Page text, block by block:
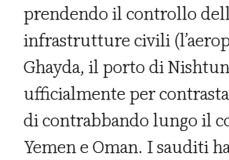
prendendo il controllo
infrastrutture civili
Ghayda, il porto di
ufficialmente per
di contrabbando lungo il
Yemen e Oman. I sauditi